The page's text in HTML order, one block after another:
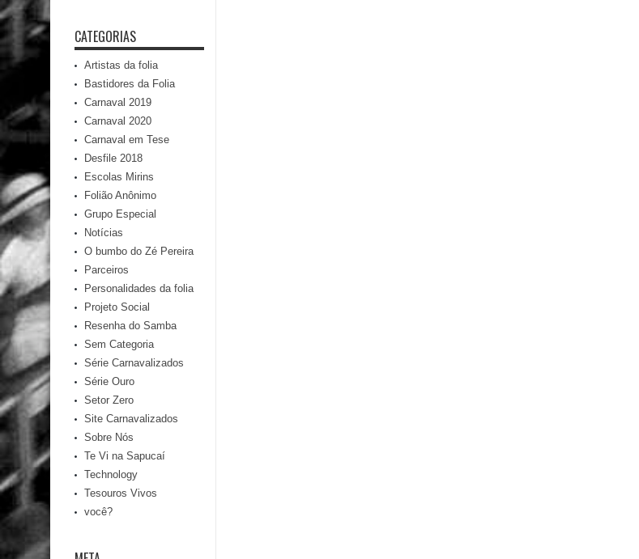
CATEGORIAS
Artistas da folia
Bastidores da Folia
Carnaval 2019
Carnaval 2020
Carnaval em Tese
Desfile 2018
Escolas Mirins
Folião Anônimo
Grupo Especial
Notícias
O bumbo do Zé Pereira
Parceiros
Personalidades da folia
Projeto Social
Resenha do Samba
Sem Categoria
Série Carnavalizados
Série Ouro
Setor Zero
Site Carnavalizados
Sobre Nós
Te Vi na Sapucaí
Technology
Tesouros Vivos
você?